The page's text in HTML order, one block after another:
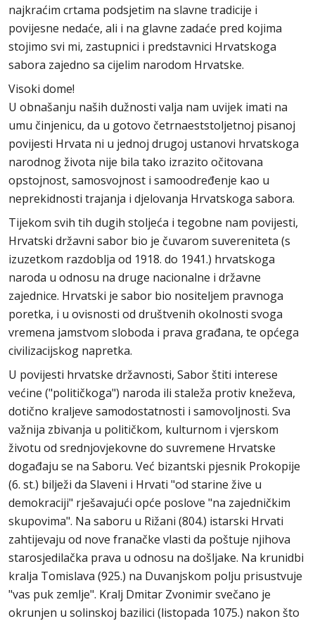
najkraćim crtama podsjetim na slavne tradicije i
povijesne nedaće, ali i na glavne zadaće pred kojima
stojimo svi mi, zastupnici i predstavnici Hrvatskoga
sabora zajedno sa cijelim narodom Hrvatske.
Visoki dome!
U obnašanju naših dužnosti valja nam uvijek imati na
umu činjenicu, da u gotovo četrnaeststoljetnoj pisanoj
povijesti Hrvata ni u jednoj drugoj ustanovi hrvatskoga
narodnog života nije bila tako izrazito očitovana
opstojnost, samosvojnost i samoodređenje kao u
neprekidnosti trajanja i djelovanja Hrvatskoga sabora.
Tijekom svih tih dugih stoljeća i tegobne nam povijesti,
Hrvatski državni sabor bio je čuvarom suvereniteta (s
izuzetkom razdoblja od 1918. do 1941.) hrvatskoga
naroda u odnosu na druge nacionalne i državne
zajednice. Hrvatski je sabor bio nositeljem pravnoga
poretka, i u ovisnosti od društvenih okolnosti svoga
vremena jamstvom sloboda i prava građana, te općega
civilizacijskog napretka.
U povijesti hrvatske državnosti, Sabor štiti interese
većine ("političkoga") naroda ili staleža protiv kneževa,
dotično kraljeve samodostatnosti i samovoljnosti. Sva
važnija zbivanja u političkom, kulturnom i vjerskom
životu od srednjovjekovne do suvremene Hrvatske
događaju se na Saboru. Već bizantski pjesnik Prokopije
(6. st.) bilježi da Slaveni i Hrvati "od starine žive u
demokraciji" rješavajući opće poslove "na zajedničkim
skupovima". Na saboru u Rižani (804.) istarski Hrvati
zahtijevaju od nove franačke vlasti da poštuje njihova
starosjedilačka prava u odnosu na došljake. Na krunidbi
kralja Tomislava (925.) na Duvanjskom polju prisustvuje
"vas puk zemlje". Kralj Dmitar Zvonimir svečano je
okrunjen u solinskoj bazilici (listopada 1075.) nakon što